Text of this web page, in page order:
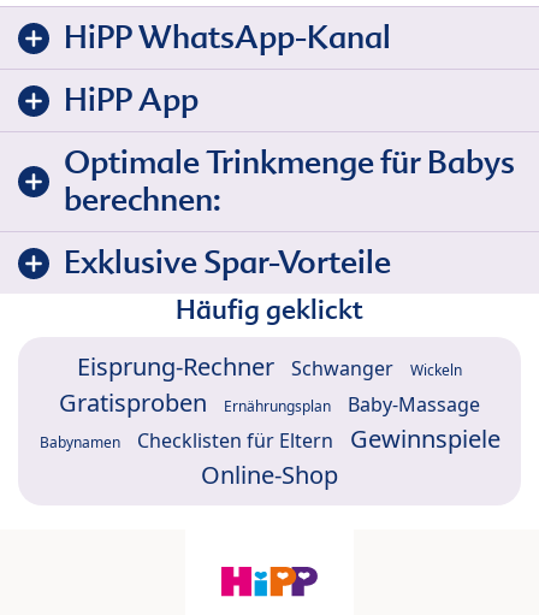
HiPP WhatsApp-Kanal
HiPP App
Optimale Trinkmenge für Babys
berechnen:
Exklusive Spar-Vorteile
Häufig geklickt
Eisprung-Rechner Schwanger Wickeln
Gratisproben Ernährungsplan Baby-Massage
Babynamen Checklisten für Eltern
Gewinnspiele
Online-Shop